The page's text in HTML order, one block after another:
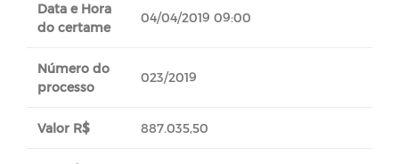
Data e Hora
do certame
04/04/2019 09:00
Número do
processo
023/2019
Valor R$ 887.035,50